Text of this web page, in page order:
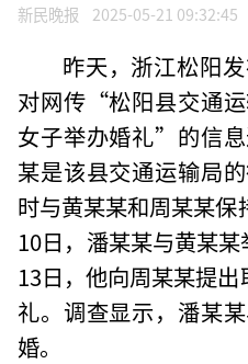
新民晚报 2025-05-21 09:32:45
昨天，浙江松阳
对网传“松阳县交通
女子举办婚礼”的信
某是该县交通运输局
时与黄某某和周某某保
10日，潘某某与黄某
13日，他向周某某提
礼。调查显示，潘某
婚。